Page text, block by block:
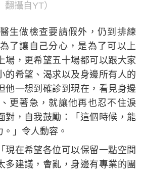
翻攝自YT）
生做檢查要請假外，仍到排練
了讓自己分心，是為了可以上
場，更希望五十場都可以跟大家
的希望、渴求以及身邊所有人的
他一想到確診到現在，看見身邊
更著急，就讓他再也忍不住淚
對，自我鼓勵：「這個時候，能
」令人動容。
現在希望各位可以保留一點空間
多建議，會亂，身邊有專業的團